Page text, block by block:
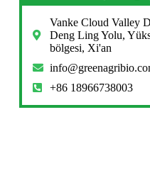
Vanke Cloud Valley
Deng Ling Yolu,
bölgesi, Xi'an
+86 18966738003